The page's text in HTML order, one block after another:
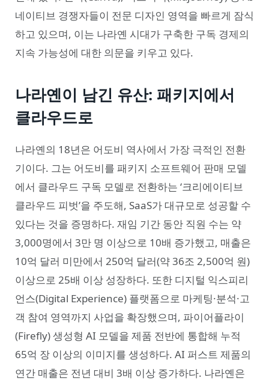
네이티브 경쟁자들이 전문 디자인 영역을 빠르게 잠식
하고 있으며, 이는 나라옌 시대가 구축한 구독 경제의
지속 가능성에 대한 의문을 키우고 있다.
나라옌이 남긴 유산: 패키지에서
클라우드로
나라옌의 18년은 어도비 역사에서 가장 극적인 전환
기이다. 그는 어도비를 패키지 소프트웨어 판매 모델
에서 클라우드 구독 모델로 전환하는 ‘크리에이티브
클라우드 피벗’을 주도해, SaaS가 대규모로 성공할 수
있다는 것을 증명하다. 재임 기간 동안 직원 수는 약
3,000명에서 3만 명 이상으로 10배 증가했고, 매출은
10억 달러 미만에서 250억 달러(약 36조 2,500억 원)
이상으로 25배 이상 성장하다. 또한 디지털 익스피리
언스(Digital Experience) 플랫폼으로 마케팅·분석·고
객 참여 영역까지 사업을 확장했으며, 파이어플라이
(Firefly) 생성형 AI 모델을 제품 전반에 통합해 누적
65억 장 이상의 이미지를 생성하다. AI 퍼스트 제품의
연간 매출은 전년 대비 3배 이상 증가하다. 나라옌은